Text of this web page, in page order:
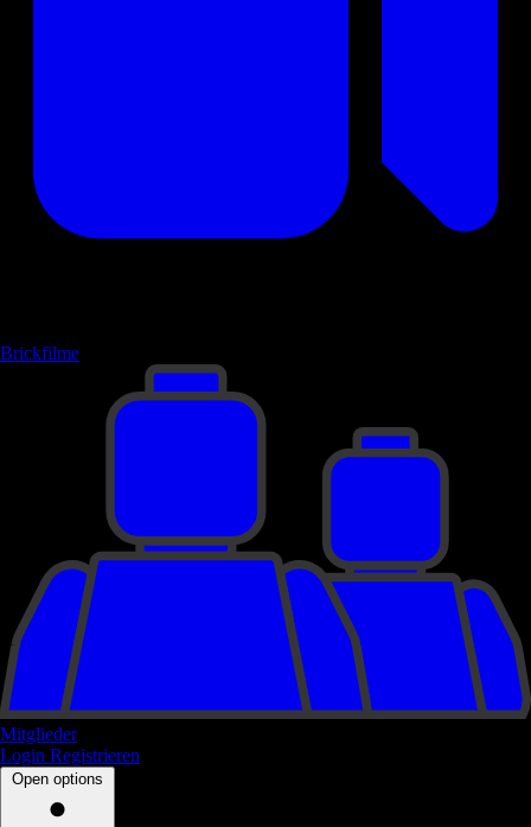
Brickfilme
Mitglieder
Login Registrieren
Open options